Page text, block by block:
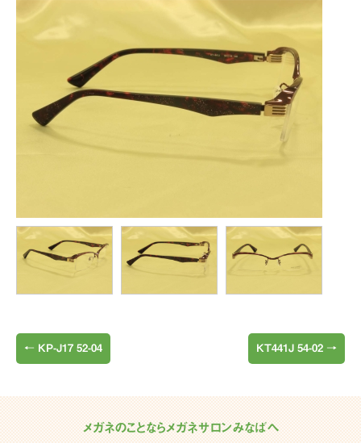
← KP-J17 52-04 KT441J 54-02 →
メガネのことならメガネサロンみなばへ